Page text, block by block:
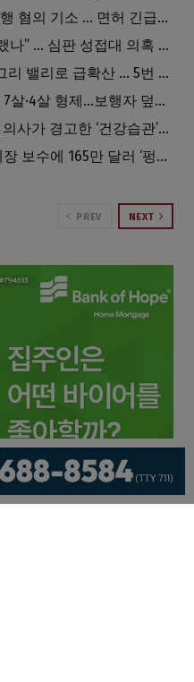
한인 한의사, 환자 성추행·폭행 혐의 기소 … 면허 긴급정지
[이슈] “2002 월드컵때도 그랬나” … 심판 성접대 의혹 해외로 일파만파, 4강 신화까지 불똥
LA 북부 고먼 ‘리지 산불’, 헝그리 밸리로 급확산 … 5번 Fwy 양방향 전면 폐쇄
부모 잠든 사이 차 몰고 나온 7살·4살 형제…보행자 덮쳐 중태
[건강] “과하면 몸 해친다” … 의사가 경고한 ‘건강습관’ 5가지
노숙자 지원하랬더니 … 단체장 보수에 165만 달러 ‘펑펑’
PREV NEXT